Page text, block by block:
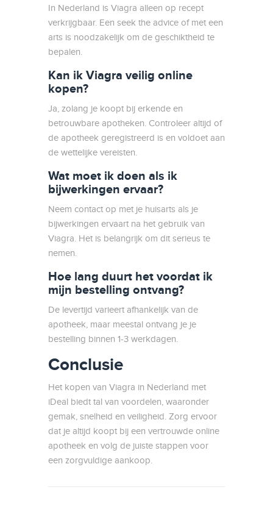
In Nederland is Viagra alleen op recept
verkrijgbaar. Een seek the advice of met een
arts is noodzakelijk om de geschiktheid te
bepalen.
Kan ik Viagra veilig online
kopen?
Ja, zolang je koopt bij erkende en
betrouwbare apotheken. Controleer altijd of
de apotheek geregistreerd is en voldoet aan
de wettelijke vereisten.
Wat moet ik doen als ik
bijwerkingen ervaar?
Neem contact op met je huisarts als je
bijwerkingen ervaart na het gebruik van
Viagra. Het is belangrijk om dit serieus te
nemen.
Hoe lang duurt het voordat ik
mijn bestelling ontvang?
De levertijd varieert afhankelijk van de
apotheek, maar meestal ontvang je je
bestelling binnen 1-3 werkdagen.
Conclusie
Het kopen van Viagra in Nederland met
iDeal biedt tal van voordelen, waaronder
gemak, snelheid en veiligheid. Zorg ervoor
dat je altijd koopt bij een vertrouwde online
apotheek en volg de juiste stappen voor
een zorgvuldige aankoop.